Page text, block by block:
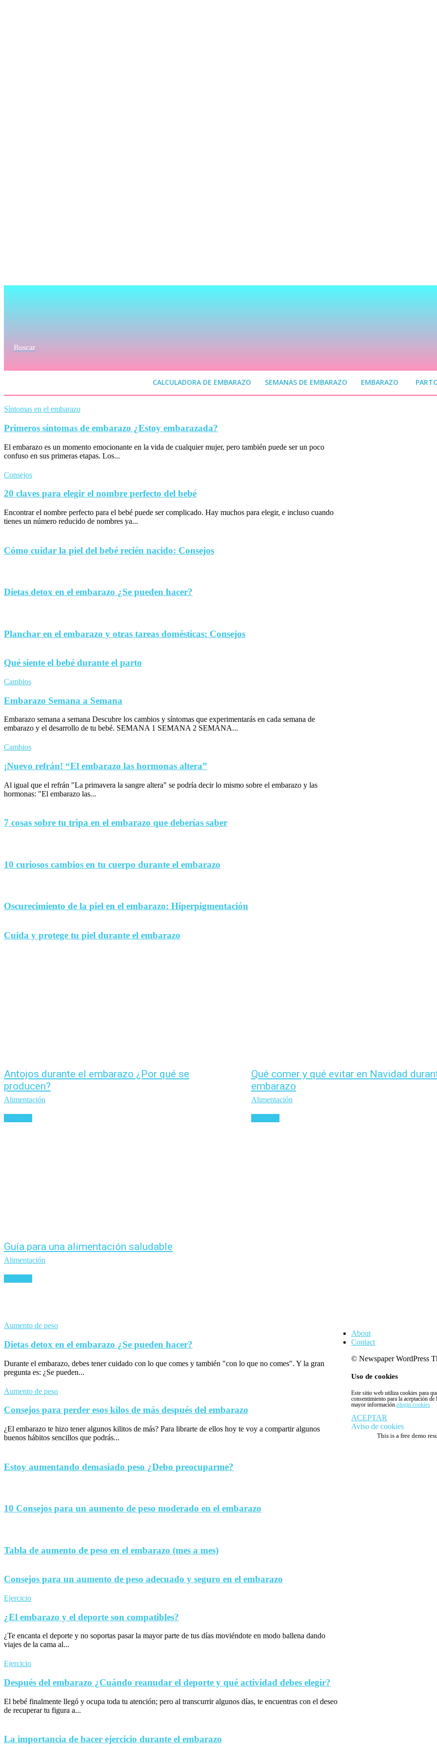
Buscar
CALCULADORA DE EMBARAZO SEMANAS DE EMBARAZO EMBARAZO
Síntomas en el embarazo
Primeros síntomas de embarazo ¿Estoy embarazada?
El embarazo es un momento emocionante en la vida de cualquier mujer, pero también puede ser un poco
confuso en sus primeras etapas. Los...
Consejos
20 claves para elegir el nombre perfecto del bebé
Encontrar el nombre perfecto para el bebé puede ser complicado. Hay muchos para elegir, e incluso cuando
tienes un número reducido de nombres ya...
Cómo cuidar la piel del bebé recién nacido: Consejos
Dietas detox en el embarazo ¿Se pueden hacer?
Planchar en el embarazo y otras tareas domésticas: Consejos
Qué siente el bebé durante el parto
Cambios
Embarazo Semana a Semana
Embarazo semana a semana Descubre los cambios y síntomas que experimentarás en cada semana de
embarazo y el desarrollo de tu bebé. SEMANA 1 SEMANA 2 SEMANA...
Cambios
¡Nuevo refrán! “El embarazo las hormonas altera”
Al igual que el refrán "La primavera la sangre altera" se podría decir lo mismo sobre el embarazo y las
hormonas: "El embarazo las...
7 cosas sobre tu tripa en el embarazo que deberías saber
10 curiosos cambios en tu cuerpo durante el embarazo
Oscurecimiento de la piel en el embarazo: Hiperpigmentación
Cuida y protege tu piel durante el embarazo
Antojos durante el embarazo ¿Por qué se
producen?
Alimentación
Qué comer y qué evitar en Navidad
embarazo
Alimentación
Guía para una alimentación saludable
Alimentación
Aumento de peso
Dietas detox en el embarazo ¿Se pueden hacer?
Durante el embarazo, debes tener cuidado con lo que comes y también "con lo que no comes". Y la gran
pregunta es: ¿Se pueden...
Aumento de peso
Consejos para perder esos kilos de más después del embarazo
¿El embarazo te hizo tener algunos kilitos de más? Para librarte de ellos hoy te voy a compartir algunos
buenos hábitos sencillos que podrás...
Estoy aumentando demasiado peso ¿Debo preocuparme?
10 Consejos para un aumento de peso moderado en el embarazo
Tabla de aumento de peso en el embarazo (mes a mes)
Consejos para un aumento de peso adecuado y seguro en el embarazo
Ejercicio
¿El embarazo y el deporte son compatibles?
¿Te encanta el deporte y no soportas pasar la mayor parte de tus días moviéndote en modo ballena dando
viajes de la cama al...
Ejercicio
Después del embarazo ¿Cuándo reanudar el deporte y qué actividad debes elegir?
El bebé finalmente llegó y ocupa toda tu atención; pero al transcurrir algunos días, te encuentras con el deseo
de recuperar tu figura a...
La importancia de hacer ejercicio durante el embarazo
About
Contact
© Newspaper WordPress
Uso de cookies
Este sitio web utiliza cookies para
consentimiento para la aceptación
mayor información.plugin cookies
ACEPTAR
Aviso de cookies
This is a free demo